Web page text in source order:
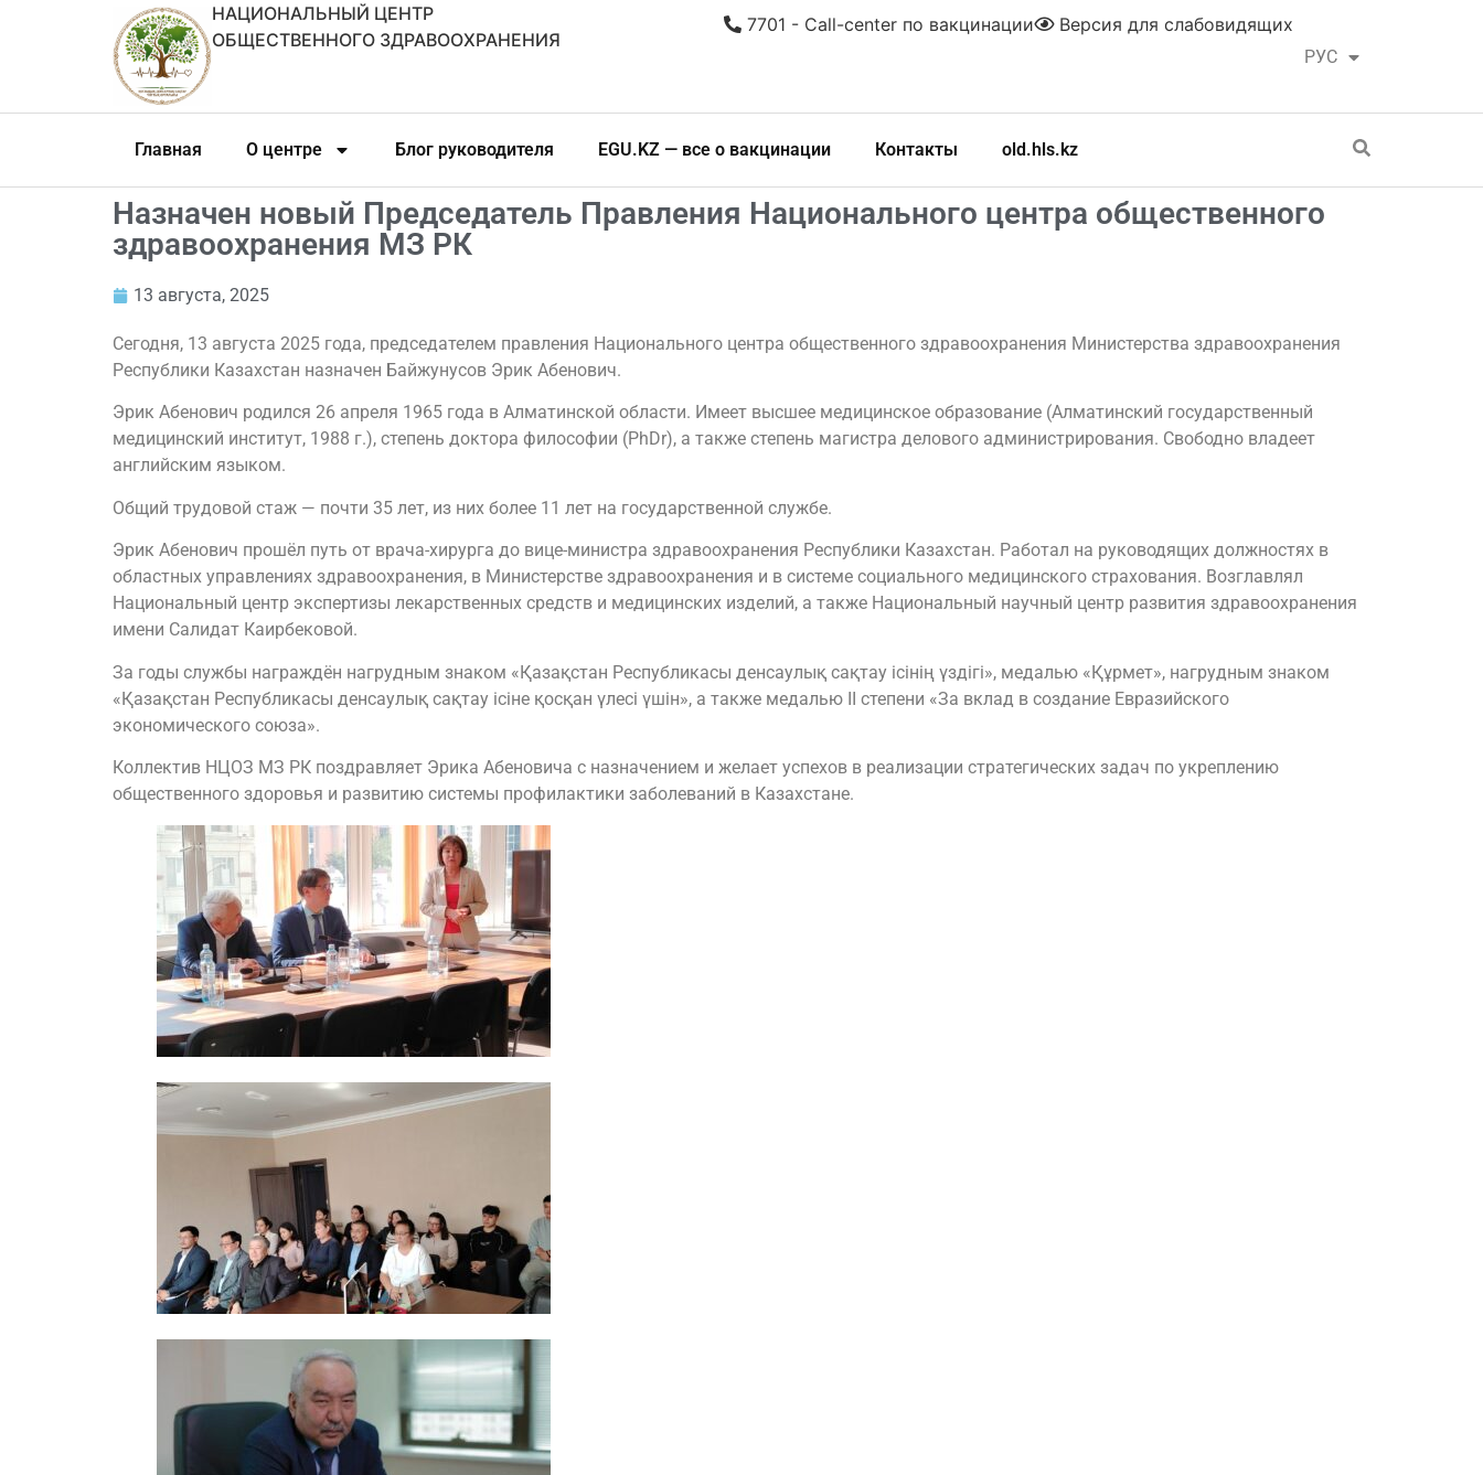
НАЦИОНАЛЬНЫЙ ЦЕНТР
ОБЩЕСТВЕННОГО ЗДРАВООХРАНЕНИЯ
РУС
ҚАЗ
Версия для слабовидящих
7701 - Call-center по вакцинации
Главная О центре Блог руководителя EGU.KZ — все о вакцинации Контакты old.hls.kz
Назначен новый Председатель Правления Национального центра общественного
здравоохранения МЗ РК
13 августа, 2025
Сегодня, 13 августа 2025 года, председателем правления Национального центра общественного здравоохранения Министерства здравоохранения
Республики Казахстан назначен Байжунусов Эрик Абенович.
Эрик Абенович родился 26 апреля 1965 года в Алматинской области. Имеет высшее медицинское образование (Алматинский государственный
медицинский институт, 1988 г.), степень доктора философии (PhDr), а также степень магистра делового администрирования. Свободно владеет
английским языком.
Общий трудовой стаж — почти 35 лет, из них более 11 лет на государственной службе.
Эрик Абенович прошёл путь от врача-хирурга до вице-министра здравоохранения Республики Казахстан. Работал на руководящих должностях в
областных управлениях здравоохранения, в Министерстве здравоохранения и в системе социального медицинского страхования. Возглавлял
Национальный центр экспертизы лекарственных средств и медицинских изделий, а также Национальный научный центр развития здравоохранения
имени Салидат Каирбековой.
За годы службы награждён нагрудным знаком «Қазақстан Республикасы денсаулық сақтау ісінің үздігі», медалью «Құрмет», нагрудным знаком
«Қазақстан Республикасы денсаулық сақтау ісіне қосқан үлесі үшін», а также медалью II степени «За вклад в создание Евразийского
экономического союза».
Коллектив НЦОЗ МЗ РК поздравляет Эрика Абеновича с назначением и желает успехов в реализации стратегических задач по укреплению
общественного здоровья и развитию системы профилактики заболеваний в Казахстане.